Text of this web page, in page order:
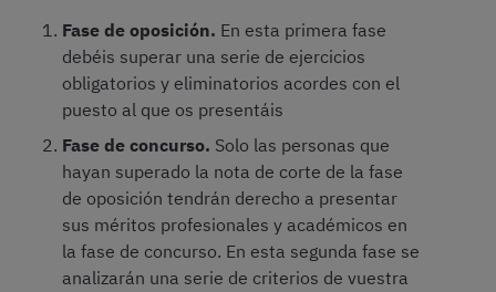
Fase de oposición. En esta primera fase
debéis superar una serie de ejercicios
obligatorios y eliminatorios acordes con el
puesto al que os presentáis
Fase de concurso. Solo las personas que
hayan superado la nota de corte de la fase
de oposición tendrán derecho a presentar
sus méritos profesionales y académicos en
la fase de concurso. En esta segunda fase se
analizarán una serie de criterios de vuestra